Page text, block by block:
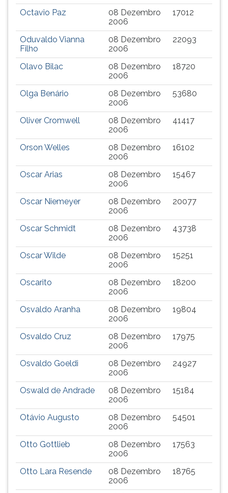
Pressione
para
instrução
Octavio Paz
08 Dezembro
2006
17012
Oduvaldo Vianna
Filho
08 Dezembro
2006
22093
Olavo Bilac
08 Dezembro
2006
18720
Olga Benário
08 Dezembro
2006
53680
Oliver Cromwell
08 Dezembro
2006
41417
Orson Welles
08 Dezembro
2006
16102
Oscar Arias
08 Dezembro
2006
15467
Oscar Niemeyer
08 Dezembro
2006
20077
Oscar Schmidt
08 Dezembro
2006
43738
Oscar Wilde
08 Dezembro
2006
15251
Oscarito
08 Dezembro
2006
18200
Osvaldo Aranha
08 Dezembro
2006
19804
Osvaldo Cruz
08 Dezembro
2006
17975
Osvaldo Goeldi
08 Dezembro
2006
24927
Oswald de Andrade
08 Dezembro
2006
15184
Otávio Augusto
08 Dezembro
2006
54501
Otto Gottlieb
08 Dezembro
2006
17563
Otto Lara Resende
08 Dezembro
2006
18765